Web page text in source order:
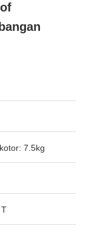
berat kotor: 7.5kg